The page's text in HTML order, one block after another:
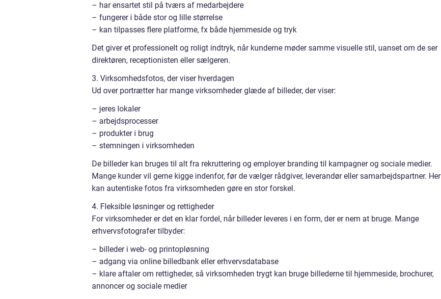
– har ensartet stil på tværs af medarbejdere
– fungerer i både stor og lille størrelse
– kan tilpasses flere platforme, fx både hjemmeside og tryk
Det giver et professionelt og roligt indtryk, når kunderne møder samme visuelle stil, uanset om de ser
direktøren, receptionisten eller sælgeren.
3. Virksomhedsfotos, der viser hverdagen
Ud over portrætter har mange virksomheder glæde af billeder, der viser:
– jeres lokaler
– arbejdsprocesser
– produkter i brug
– stemningen i virksomheden
De billeder kan bruges til alt fra rekruttering og employer branding til kampagner og sociale medier.
Mange kunder vil gerne kigge indenfor, før de vælger rådgiver, leverandør eller samarbejdspartner. Her
kan autentiske fotos fra virksomheden gøre en stor forskel.
4. Fleksible løsninger og rettigheder
For virksomheder er det en klar fordel, når billeder leveres i en form, der er nem at bruge. Mange
erhvervsfotografer tilbyder:
– billeder i web- og printopløsning
– adgang via online billedbank eller erhvervsdatabase
– klare aftaler om rettigheder, så virksomheden trygt kan bruge billederne til hjemmeside, brochurer,
annoncer og sociale medier